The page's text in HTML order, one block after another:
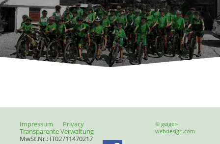
Impressum
Privacy
Transparente Verwaltung
MwSt.Nr.: IT02711470217
© geiger-
webdesign.com